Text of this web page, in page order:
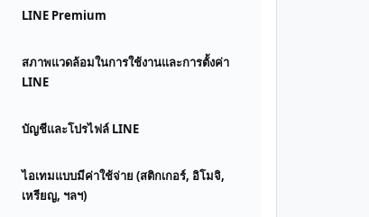
LINE Premium
สภาพแวดล้อมในการใช้งานและการตั้งค่า
LINE
บัญชีและโปรไฟล์ LINE
ไอเทมแบบมีค่าใช้จ่าย (สติกเกอร์, อิโมจิ,
เหรียญ, ฯลฯ)